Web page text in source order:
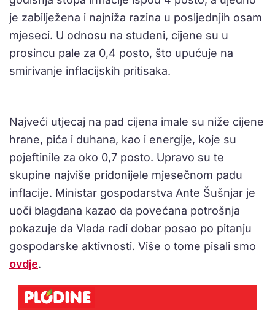
je zabilježena i najniža razina u posljednjih osam
mjeseci. U odnosu na studeni, cijene su u
prosincu pale za 0,4 posto, što upućuje na
smirivanje inflacijskih pritisaka.
Najveći utjecaj na pad cijena imale su niže cijene
hrane, pića i duhana, kao i energije, koje su
pojeftinile za oko 0,7 posto. Upravo su te
skupine najviše pridonijele mjesečnom padu
inflacije. Ministar gospodarstva Ante Šušnjar je
uoči blagdana kazao da povećana potrošnja
pokazuje da Vlada radi dobar posao po pitanju
gospodarske aktivnosti. Više o tome pisali smo
ovdje.